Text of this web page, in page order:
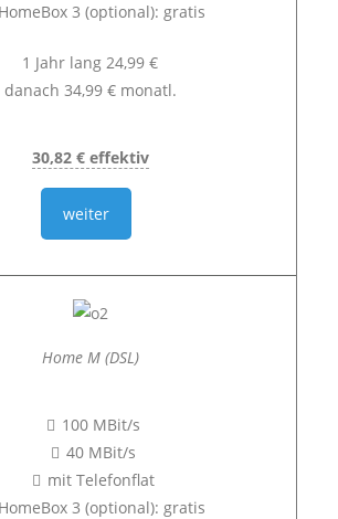
HomeBox 3 (optional): gratis
1 Jahr lang 24,99 €
danach 34,99 € monatl.
30,82 € effektiv
weiter
Home M (DSL)
100 MBit/s
40 MBit/s
mit Telefonflat
HomeBox 3 (optional): gratis